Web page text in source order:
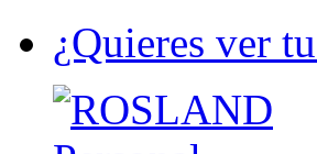
¿Quieres ver